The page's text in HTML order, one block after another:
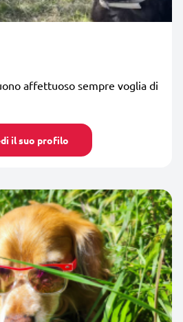
affettuoso sempre voglia di
il suo profilo